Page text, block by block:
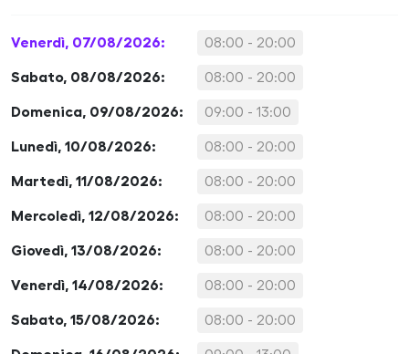
Venerdì, 07/08/2026: 08:00 - 20:00
Sabato, 08/08/2026: 08:00 - 20:00
Domenica, 09/08/2026: 09:00 - 13:00
Lunedì, 10/08/2026: 08:00 - 20:00
Martedì, 11/08/2026: 08:00 - 20:00
Mercoledì, 12/08/2026: 08:00 - 20:00
Giovedì, 13/08/2026: 08:00 - 20:00
Venerdì, 14/08/2026: 08:00 - 20:00
Sabato, 15/08/2026: 08:00 - 20:00